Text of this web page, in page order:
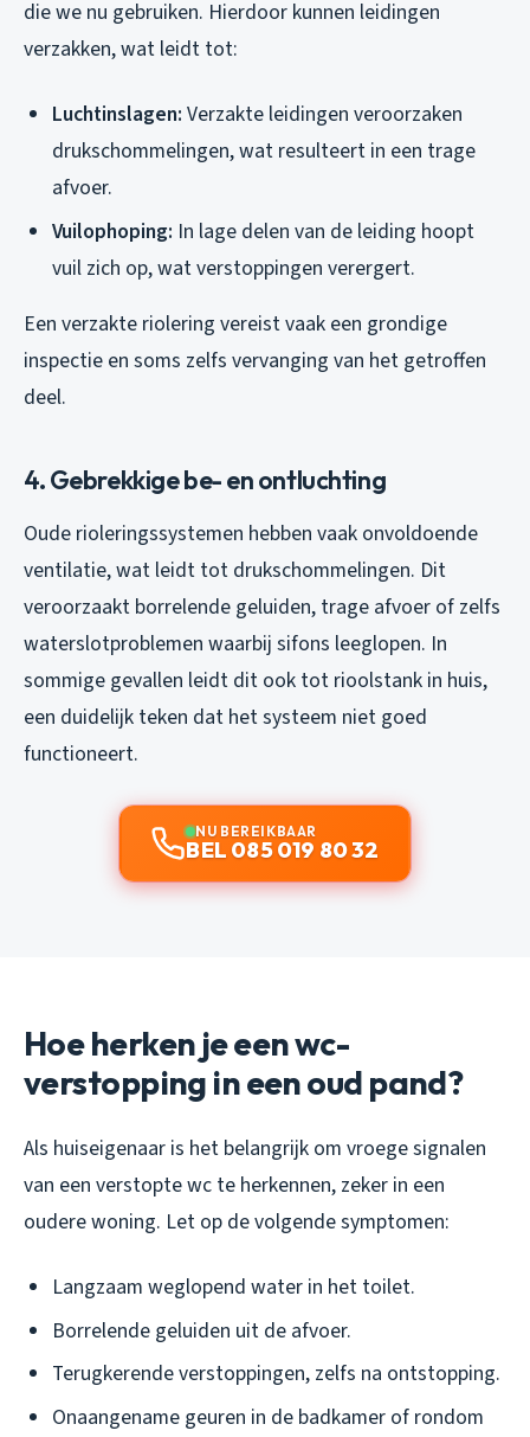
die we nu gebruiken. Hierdoor kunnen leidingen
verzakken, wat leidt tot:
Luchtinslagen: Verzakte leidingen veroorzaken
drukschommelingen, wat resulteert in een trage
afvoer.
Vuilophoping: In lage delen van de leiding hoopt
vuil zich op, wat verstoppingen verergert.
Een verzakte riolering vereist vaak een grondige
inspectie en soms zelfs vervanging van het getroffen
deel.
4. Gebrekkige be- en ontluchting
Oude rioleringssystemen hebben vaak onvoldoende
ventilatie, wat leidt tot drukschommelingen. Dit
veroorzaakt borrelende geluiden, trage afvoer of zelfs
waterslotproblemen waarbij sifons leeglopen. In
sommige gevallen leidt dit ook tot rioolstank in huis,
een duidelijk teken dat het systeem niet goed
functioneert.
NU BEREIKBAAR
BEL 085 019 80 32
Hoe herken je een wc-
verstopping in een oud pand?
Als huiseigenaar is het belangrijk om vroege signalen
van een verstopte wc te herkennen, zeker in een
oudere woning. Let op de volgende symptomen:
Langzaam weglopend water in het toilet.
Borrelende geluiden uit de afvoer.
Terugkerende verstoppingen, zelfs na ontstopping.
Onaangename geuren in de badkamer of rondom